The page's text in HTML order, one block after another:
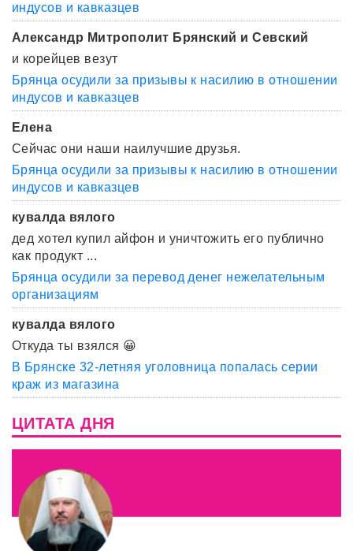
индусов и кавказцев
Александр Митрополит Брянский и Севский
и корейцев везут
Брянца осудили за призывы к насилию в отношении
индусов и кавказцев
Елена
Сейчас они наши наилучшие друзья.
Брянца осудили за призывы к насилию в отношении
индусов и кавказцев
кувалда вялого
дед хотел купил айфон и уничтожить его публично
как продукт ...
Брянца осудили за перевод денег нежелательным
организациям
кувалда вялого
Откуда ты взялся 😀
В Брянске 32-летняя уголовница попалась серии
краж из магазина
ЦИТАТА ДНЯ